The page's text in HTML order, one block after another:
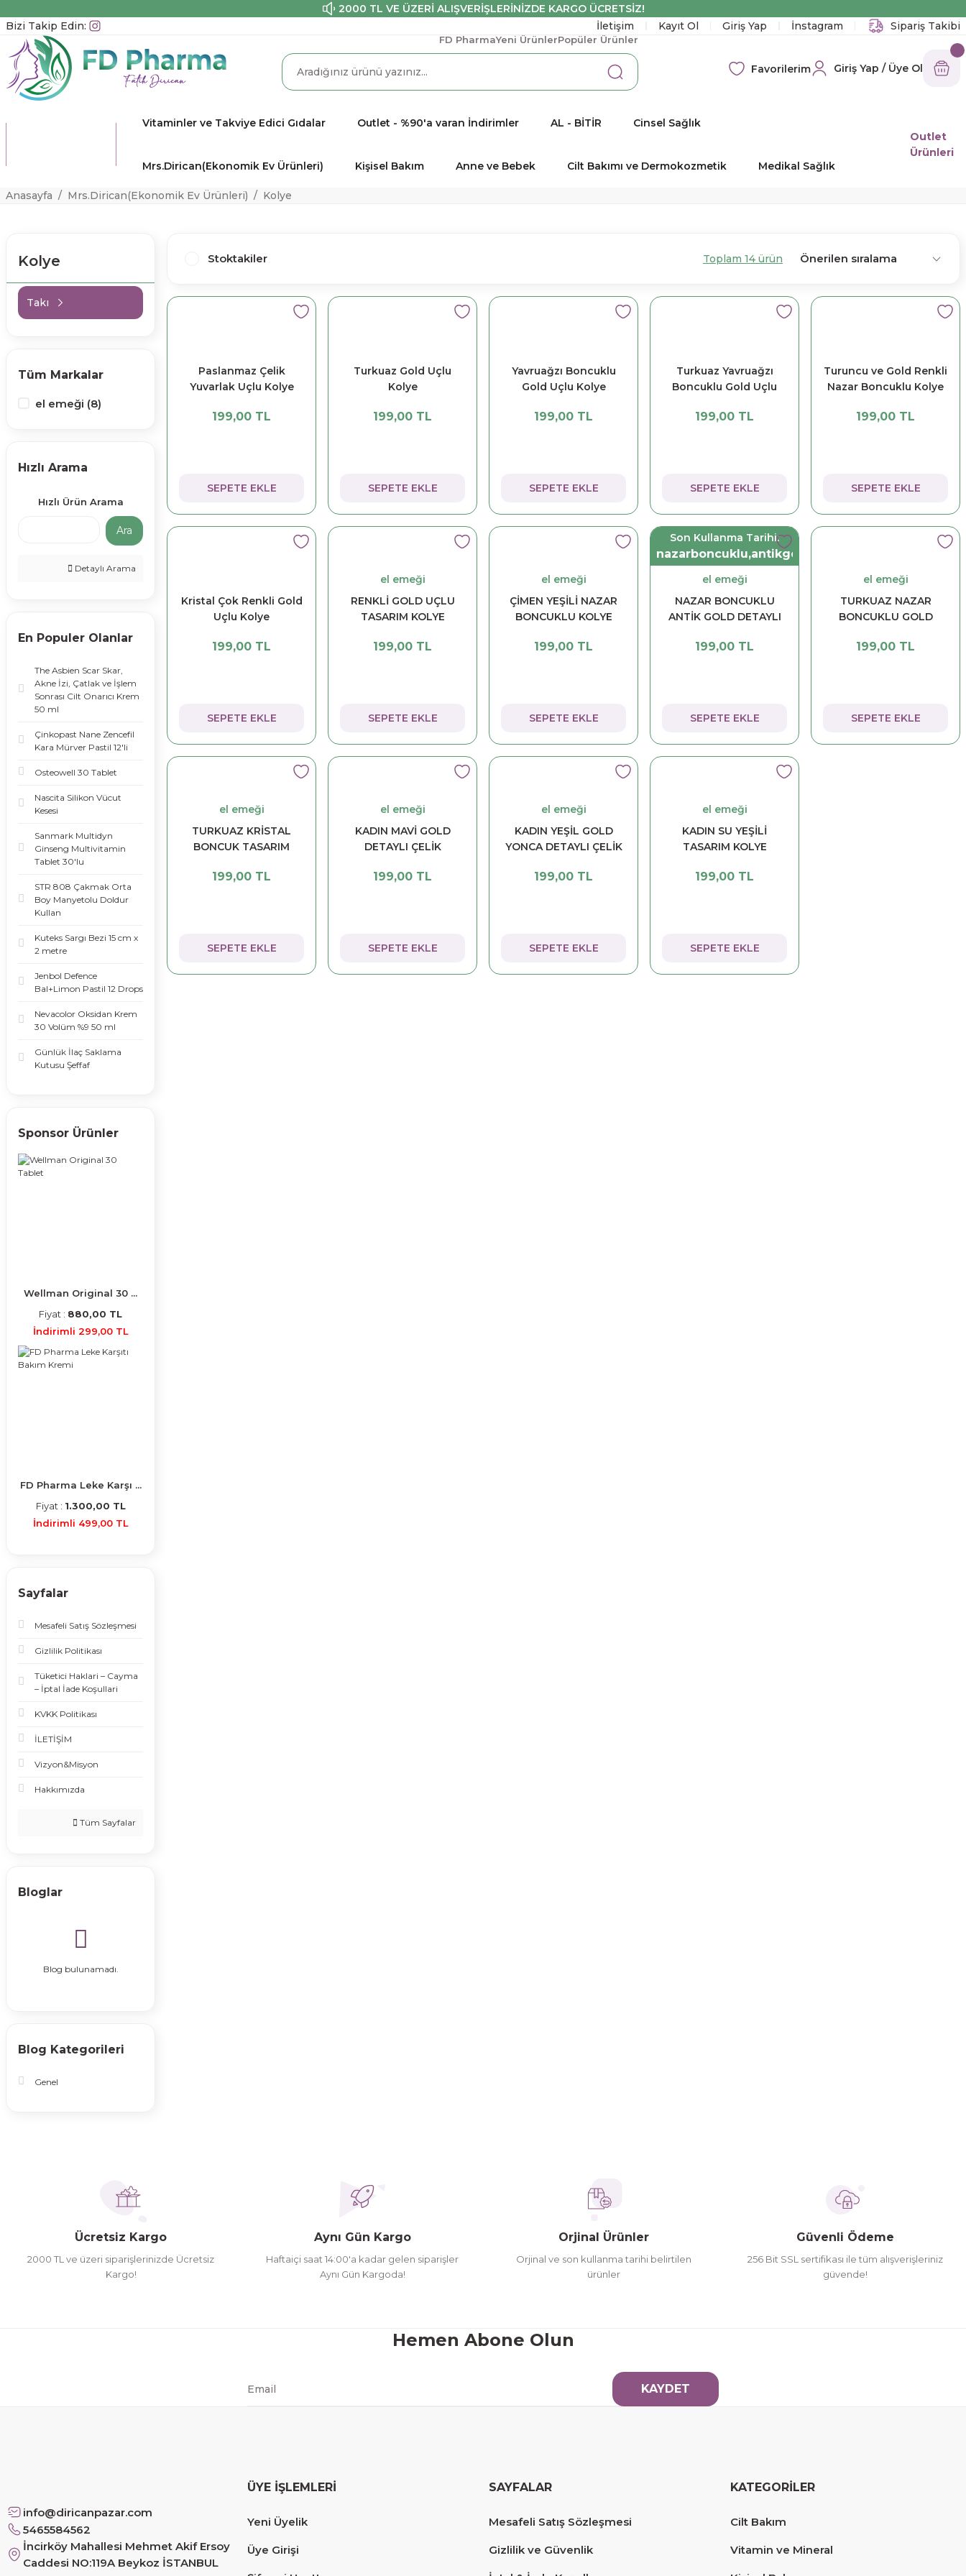
2000 TL VE ÜZERİ ALIŞVERİŞLERİNİZDE KARGO ÜCRETSİZ!
Bizi Takip Edin:
İletişim Kayıt Ol Giriş Yap İnstagram Sipariş Takibi
FD PharmaYeni ÜrünlerPopüler Ürünler
Favorilerim Giriş Yap / Üye Ol
Vitaminler ve Takviye Edici Gıdalar Outlet - %90'a varan İndirimler AL - BİTİR Cinsel Sağlık
Mrs.Dirican(Ekonomik Ev Ürünleri) Kişisel Bakım Anne ve Bebek Cilt Bakımı ve Dermokozmetik Medikal Sağlık
Outlet
Ürünleri
Anasayfa Mrs.Dirican(Ekonomik Ev Ürünleri) Kolye
Kolye
Takı
Tüm Markalar
el emeği (8)
Hızlı Arama
Hızlı Ürün Arama
Ara
Detaylı Arama
En Populer Olanlar
The Asbien Scar Skar,
Akne İzi, Çatlak ve İşlem
Sonrası Cilt Onarıcı Krem
50 ml
Çinkopast Nane Zencefil
Kara Mürver Pastil 12'li
Osteowell 30 Tablet
Nascita Silikon Vücut
Kesesi
Sanmark Multidyn
Ginseng Multivitamin
Tablet 30'lu
STR 808 Çakmak Orta
Boy Manyetolu Doldur
Kullan
Kuteks Sargı Bezi 15 cm x
2 metre
Jenbol Defence
Bal+Limon Pastil 12 Drops
Nevacolor Oksidan Krem
30 Volüm %9 50 ml
Günlük İlaç Saklama
Kutusu Şeffaf
Sponsor Ürünler
Wellman Original 30 ...
Fiyat : 880,00 TL
İndirimli 299,00 TL
FD Pharma Leke Karşı ...
Fiyat : 1.300,00 TL
İndirimli 499,00 TL
Sayfalar
Mesafeli Satış Sözleşmesi
Gizlilik Politikası
Tüketici Haklari – Cayma
– İptal İade Koşullari
KVKK Politikası
İLETİŞİM
Vizyon&Misyon
Hakkımızda
Tüm Sayfalar
Bloglar
Blog bulunamadı.
Blog Kategorileri
Genel
Stoktakiler Toplam 14 ürün
Paslanmaz Çelik
Yuvarlak Uçlu Kolye
199,00 TL
SEPETE EKLE
Turkuaz Gold Uçlu
Kolye
199,00 TL
SEPETE EKLE
Yavruağzı Boncuklu
Gold Uçlu Kolye
199,00 TL
SEPETE EKLE
Turkuaz Yavruağzı
Boncuklu Gold Uçlu
199,00 TL
SEPETE EKLE
Turuncu ve Gold Renkli
Nazar Boncuklu Kolye
199,00 TL
SEPETE EKLE
Kristal Çok Renkli Gold
Uçlu Kolye
199,00 TL
SEPETE EKLE
el emeği
RENKLİ GOLD UÇLU
TASARIM KOLYE
199,00 TL
SEPETE EKLE
el emeği
ÇİMEN YEŞİLİ NAZAR
BONCUKLU KOLYE
199,00 TL
SEPETE EKLE
Son Kullanma Tarihi:
el emeği
NAZAR BONCUKLU
ANTİK GOLD DETAYLI
199,00 TL
SEPETE EKLE
el emeği
TURKUAZ NAZAR
BONCUKLU GOLD
199,00 TL
SEPETE EKLE
el emeği
TURKUAZ KRİSTAL
BONCUK TASARIM
199,00 TL
SEPETE EKLE
el emeği
KADIN MAVİ GOLD
DETAYLI ÇELİK
199,00 TL
SEPETE EKLE
el emeği
KADIN YEŞİL GOLD
YONCA DETAYLI ÇELİK
199,00 TL
SEPETE EKLE
el emeği
KADIN SU YEŞİLİ
TASARIM KOLYE
199,00 TL
SEPETE EKLE
Ücretsiz Kargo
2000 TL ve üzeri siparişlerinizde Ücretsiz
Kargo!
Aynı Gün Kargo
Haftaiçi saat 14:00'a kadar gelen siparişler
Aynı Gün Kargoda!
Orjinal Ürünler
Orjinal ve son kullanma tarihi belirtilen
ürünler
Güvenli Ödeme
256 Bit SSL sertifikası ile tüm alışverişleriniz
güvende!
Hemen Abone Olun
KAYDET
info@diricanpazar.com
5465584562
İncirköy Mahallesi Mehmet Akif Ersoy
Caddesi NO:119A Beykoz İSTANBUL
ÜYE İŞLEMLERİ
Yeni Üyelik
Üye Girişi
SAYFALAR
Mesafeli Satış Sözleşmesi
Gizlilik ve Güvenlik
KATEGORİLER
Cilt Bakım
Vitamin ve Mineral